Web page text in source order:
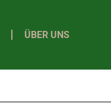
ÜBER UNS